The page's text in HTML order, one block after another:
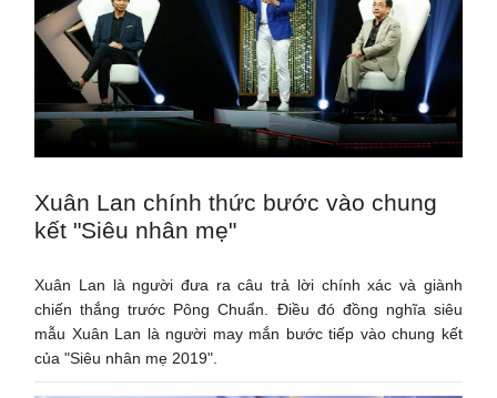
Xuân Lan chính thức bước vào chung
kết "Siêu nhân mẹ"
Xuân Lan là người đưa ra câu trả lời chính xác và giành
chiến thắng trước Pông Chuẩn. Điều đó đồng nghĩa siêu
mẫu Xuân Lan là người may mắn bước tiếp vào chung kết
của "Siêu nhân mẹ 2019".